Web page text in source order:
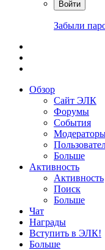
Войти
Забыли
Обзор
Сайт ЭЛК
Форумы
События
Больше
Активность
Активность
Поиск
Больше
Чат
Награды
Вступить в ЭЛК!
Больше